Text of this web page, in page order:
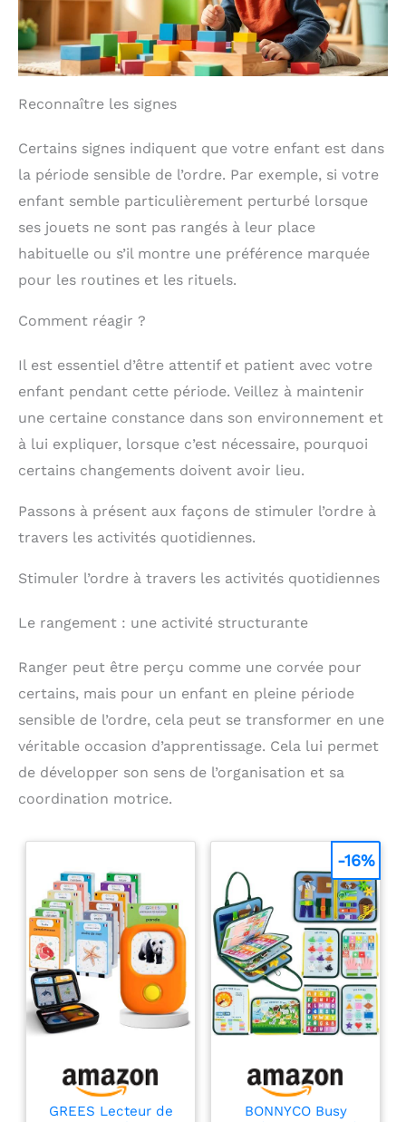
Reconnaître les signes
Certains signes indiquent que votre enfant est dans
la période sensible de l’ordre. Par exemple, si votre
enfant semble particulièrement perturbé lorsque
ses jouets ne sont pas rangés à leur place
habituelle ou s’il montre une préférence marquée
pour les routines et les rituels.
Comment réagir ?
Il est essentiel d’être attentif et patient avec votre
enfant pendant cette période. Veillez à maintenir
une certaine constance dans son environnement et
à lui expliquer, lorsque c’est nécessaire, pourquoi
certains changements doivent avoir lieu.
Passons à présent aux façons de stimuler l’ordre à
travers les activités quotidiennes.
Stimuler l’ordre à travers les activités quotidiennes
Le rangement : une activité structurante
Ranger peut être perçu comme une corvée pour
certains, mais pour un enfant en pleine période
sensible de l’ordre, cela peut se transformer en une
véritable occasion d’apprentissage. Cela lui permet
de développer son sens de l’organisation et sa
coordination motrice.
GREES Lecteur de
BONNYCO Busy
-16%